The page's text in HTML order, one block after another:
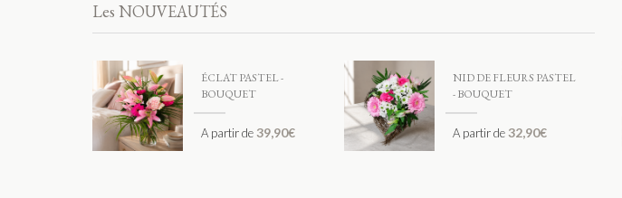
Les NOUVEAUTÉS
ÉCLAT PASTEL -
BOUQUET
A partir de39,90€
NID DE FLEURS PASTEL
- BOUQUET
A partir de32,90€